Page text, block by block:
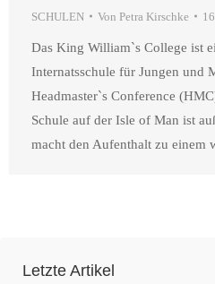
SCHULEN Von Petra Kirschke
Das King William`s College ist
Internatsschule für Jungen und
Headmaster`s Conference
Schule auf der Isle of Man ist
macht den Aufenthalt zu einem
Letzte Artikel